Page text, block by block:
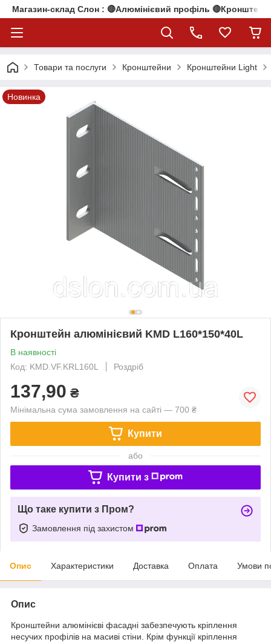
Магазин-склад Слон : 🔴Алюмінієвий профіль
Товари та послуги Кронштейни Кронштейни Light
Новинка
Кронштейн алюмінієвий KMD L160*150*40L
В наявності
Код: KMD.VF.KRL160L
Роздріб
137,90 ₴
Мінімальна сума замовлення на сайті — 700 ₴
Купити
або
Купити з
Що таке купити з Пром?
Замовлення під захистом
Опис Характеристики Доставка Оплата Умови
Опис
Кронштейни алюмінієві фасадні забезпечують кріплення
несучих профілів на масиві стіни. Крім функції кріплення